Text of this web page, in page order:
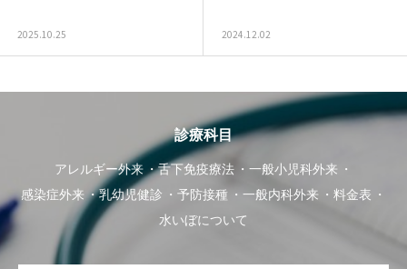
2025.10.25 2024.12.02
診療科目
アレルギー外来 舌下免疫療法
一般小児科外来
感染症外来
乳幼児健診 予防接種 一般内科外来
料金表
水いぼについて